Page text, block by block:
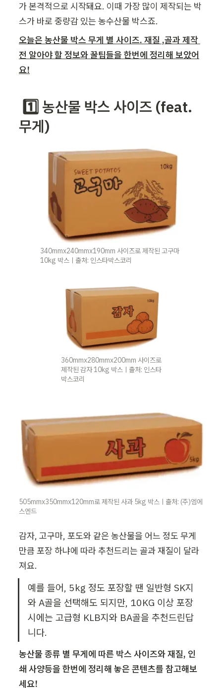
가 본격적으로 시작돼요. 이때 가장 많이 제작되는 박
스가 바로 중량감 있는 농수산물 박스죠.
오늘은 농산물 박스 무게 별 사이즈. 재질 ,골과 제작
전 알아야 할 정보와 꿀팁들을 한번에 정리해 보았어
요!
1️⃣ 농산물 박스 사이즈 (feat.
무게)
340mmx240mmx190mm 사이즈로 제작된 고구마
10kg 박스ㅣ출처: 인스타박스코리
360mmx280mmx200mm 사이즈로
제작된 감자 10kg 박스ㅣ출처: 인스타
박스코리
505mmx350mmx120mm로 제작된 사과 5kg 박스ㅣ출처: (주)엠에
스엔드
감자, 고구마, 포도와 같은 농산물을 어느 정도 무게
만큼 포장 하냐에 따라 추천드리는 골과 재질이 달라
져요.
예를 들어, 5kg 정도 포장할 땐 일반형 SK지
와 A골을 선택해도 되지만, 10KG 이상 포장
시에는 고급형 KLB지와 BA골을 추천드린답
니다.
농산물 종류 별 무게에 따른 박스 사이즈와 재질, 인
쇄 사양등을 한번에 정리해 놓은 콘텐츠를 참고해보
세요!